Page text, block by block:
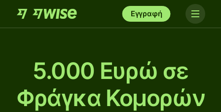
Εγγραφή
5.000 Ευρώ σε
Φράγκα Κομορών